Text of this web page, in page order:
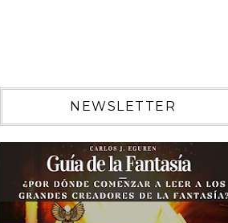
NEWSLETTER